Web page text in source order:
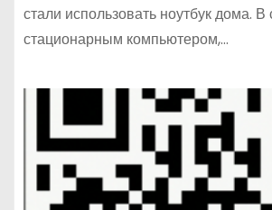
стали использовать ноутбук дома.
стационарным компьютером,…